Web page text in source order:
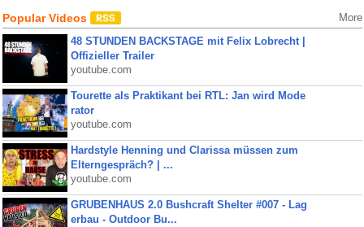
Popular Videos More
48 STUNDEN BACKSTAGE mit Felix Lobrecht |
Offizieller Trailer
youtube.com
Tourette als Praktikant bei RTL: Jan wird Mode
rator
youtube.com
Hardstyle Henning und Clarissa müssen zum
Elterngespräch? | ...
youtube.com
GRUBENHAUS 2.0 Bushcraft Shelter #007 - Lag
erbau - Outdoor Bu...